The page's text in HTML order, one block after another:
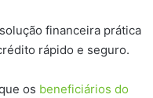
financeira prática
rápido e seguro.
os beneficiários do